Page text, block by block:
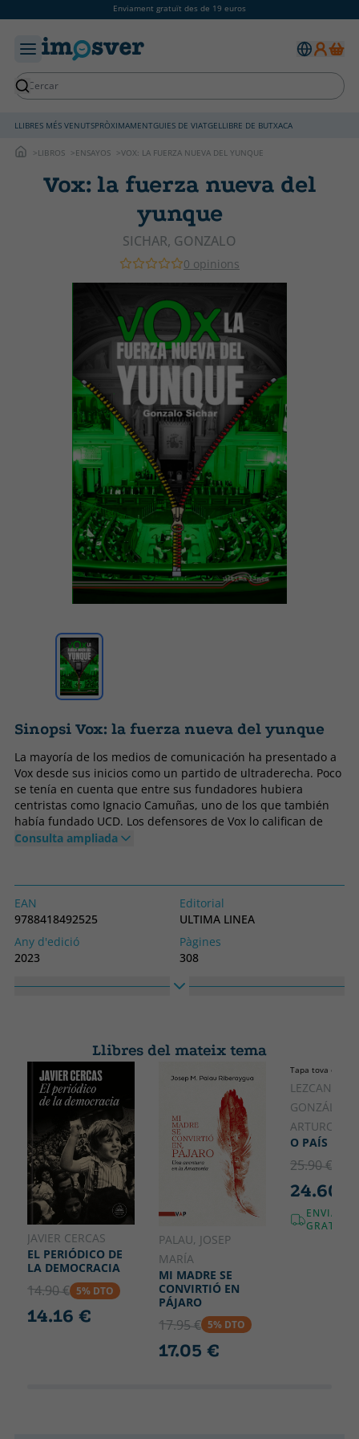
Enviament gratuït des de 19 euros
LLIBRES MÉS VENUTSPRÒXIMAMENTGUIES DE VIATGELLIBRE DE BUTXACA
LIBROS ENSAYOS VOX: LA FUERZA NUEVA DEL YUNQUE
Vox: la fuerza nueva del
yunque
SICHAR, GONZALO
0 opinions
Sinopsi Vox: la fuerza nueva del yunque
La mayoría de los medios de comunicación ha presentado a
Vox desde sus inicios como un partido de ultraderecha. Poco
se tenía en cuenta que entre sus fundadores hubiera
centristas como Ignacio Camuñas, uno de los que también
había fundado UCD. Los defensores de Vox lo califican de
constitucionalista frente a quienes «quieren romper
Sichar comienza esta investigación sin ningún tipo de
prejuicio, sin una idea preconcebida, abierto a encontrarse
lo que le deparen los datos. Abre incluso con un capítulo
muy provocador, «Lo que me gusta(ba) de Vox», donde
analiza si las 100 medidas urgentes de Vox destilan
pestilencia a ultraderecha. Pero este autor, que trató
personalmente a Santiago Abascal antes de fundar Vox,
de ultras procedentes de Fuerza Nueva y de organizaciones
neonazis. Y otra vía que podría conectar a Vox con la
ultraderecha, en este caso conservadora, es a través de la
sociedad secreta El Yunque y de sus organizaciones pantalla.
Consulta ampliada
EAN
9788418492525
Editorial
ULTIMA LINEA
Any d'edició
2023
Pàgines
308
Idioma
Llibres del mateix tema
JAVIER CERCAS
EL PERIÓDICO DE
LA DEMOCRACIA
14.90 € 5% DTO
14.16 €
PALAU, JOSEP
MARÍA
MI MADRE SE
CONVIRTIÓ EN
PÁJARO
17.95 € 5% DTO
17.05 €
GALLEC
Tapa tova o
LEZCANO
GONZÁLEZ,
ARTURO
O PAÍS
25.90 €
24.60 €
GRATUÏT!